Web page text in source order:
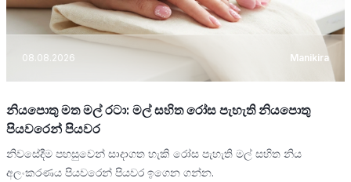
08.08.2026 Manikira
නියපොතු මත මල් රටා: මල් සහිත රෝස පැහැති නියපොතු
පියවරෙන් පියවර
නිවසේදීම පහසුවෙන් සාදාගත හැකි රෝස පැහැති මල් සහිත නිය
අලංකරණය පියවරෙන් පියවර ඉගෙන ගන්න.